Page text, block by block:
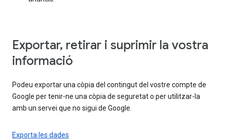
Exportar, retirar i suprimir la vostra
informació
Podeu exportar una còpia del contingut del vostre compte de
Google per tenir-ne una còpia de seguretat o per utilitzar-la
amb un servei que no sigui de Google.
Exporta les dades